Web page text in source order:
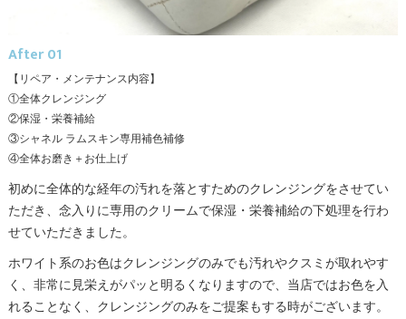
After 01
【リペア・メンテナンス内容】
①全体クレンジング
②保湿・栄養補給
③シャネル ラムスキン専用補色補修
④全体お磨き＋お仕上げ
初めに全体的な経年の汚れを落とすためのクレンジングをさせてい
ただき、念入りに専用のクリームで保湿・栄養補給の下処理を行わ
せていただきました。
ホワイト系のお色はクレンジングのみでも汚れやクスミが取れやす
く、非常に見栄えがパッと明るくなりますので、当店ではお色を入
れることなく、クレンジングのみをご提案もする時がございます。